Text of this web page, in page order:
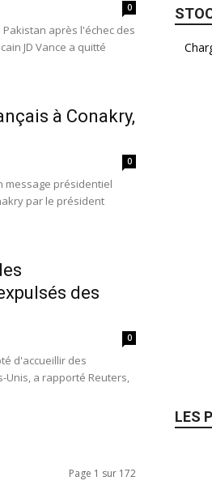
0
après l'échec des
JD Vance a quitté
à Conakry,
0
message présidentiel
par le président
des
0
d'accueillir des
Unis, a rapporté Reuters,
Page 1 sur 172
LES